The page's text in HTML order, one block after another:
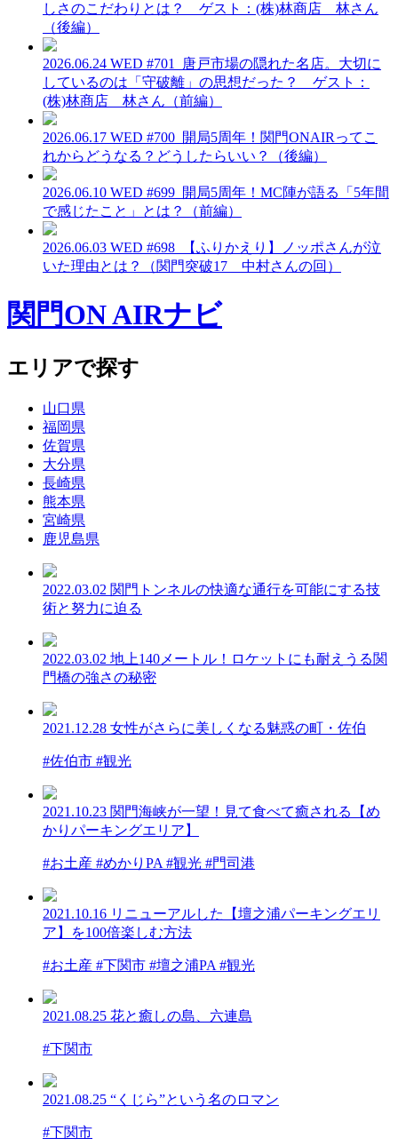
しさのこだわりとは？ ゲスト：(株)林商店 林さん
（後編）
2026.06.24 WED #701_唐戸市場の隠れた名店。大切に
しているのは「守破離」の思想だった？ ゲスト：
(株)林商店 林さん（前編）
2026.06.17 WED #700_開局5周年！関門ONAIRってこ
れからどうなる？どうしたらいい？（後編）
2026.06.10 WED #699_開局5周年！MC陣が語る「5年間
で感じたこと」とは？（前編）
2026.06.03 WED #698_【ふりかえり】ノッポさんが泣
いた理由とは？（関門突破17 中村さんの回）
関門ON AIRナビ
エリアで探す
山口県
福岡県
佐賀県
大分県
長崎県
熊本県
宮崎県
鹿児島県
2022.03.02 関門トンネルの快適な通行を可能にする技
術と努力に迫る
2022.03.02 地上140メートル！ロケットにも耐えうる関
門橋の強さの秘密
2021.12.28 女性がさらに美しくなる魅惑の町・佐伯
#佐伯市 #観光
2021.10.23 関門海峡が一望！見て食べて癒される【め
かりパーキングエリア】
#お土産 #めかりPA #観光 #門司港
2021.10.16 リニューアルした【壇之浦パーキングエリ
ア】を100倍楽しむ方法
#お土産 #下関市 #壇之浦PA #観光
2021.08.25 花と癒しの島、六連島
#下関市
2021.08.25 “くじら”という名のロマン
#下関市